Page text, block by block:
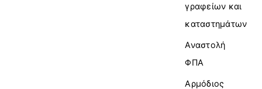
γραφείων και
καταστημάτων
Αναστολή
ΦΠΑ
Αρμόδιος